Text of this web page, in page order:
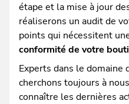
étape et la mise à jour
réaliserons un audit de
points qui nécessitent
conformité de votre
Experts dans le domaine
cherchons toujours à
connaître les dernières